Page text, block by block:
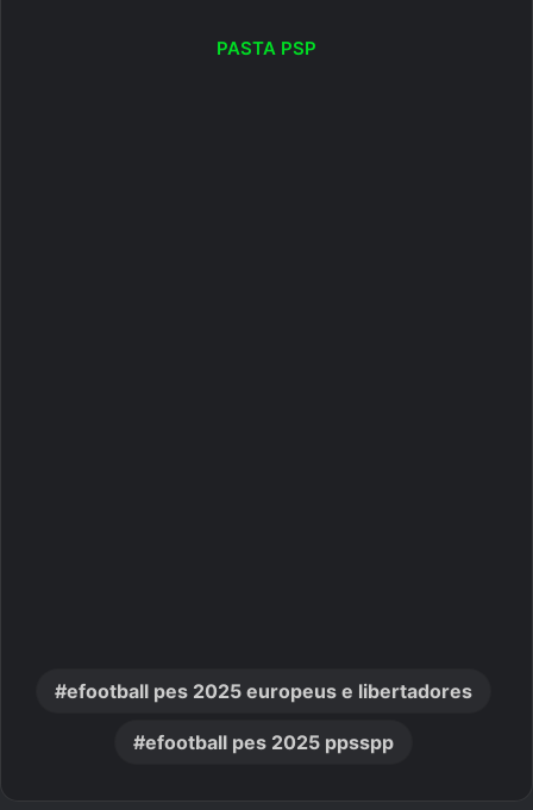
PASTA PSP
efootball pes 2025 europeus e libertadores
efootball pes 2025 ppsspp